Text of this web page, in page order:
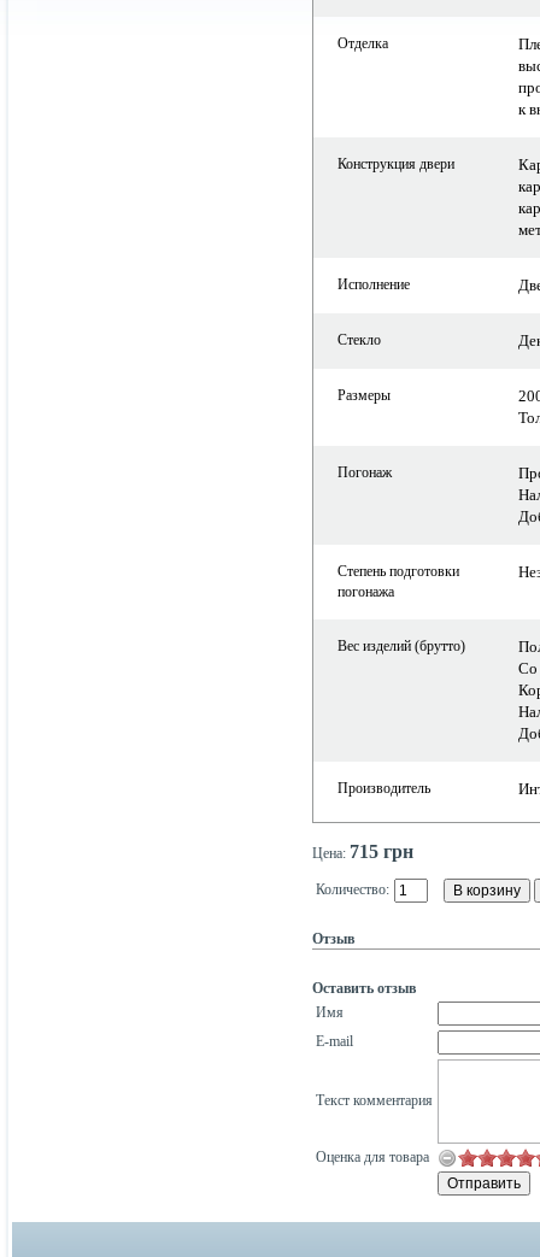
Отделка
к
Конструкция двери
Исполнение
Стекло
Размеры
Погонаж
Степень подготовки
погонажа
Вес изделий (брутто)
Со
Производитель
Цена: 715 грн
Количество:
Отзыв
Оставить отзыв
Имя
E-mail
Текст комментария
Оценка для товара